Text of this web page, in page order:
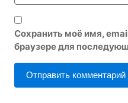
Сохранить моё имя,
браузере для